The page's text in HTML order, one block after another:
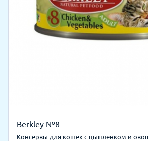
Berkley №8
Консервы для кошек с цыпленком и